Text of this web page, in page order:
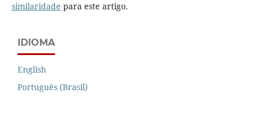
similaridade para este artigo.
IDIOMA
English
Português (Brasil)